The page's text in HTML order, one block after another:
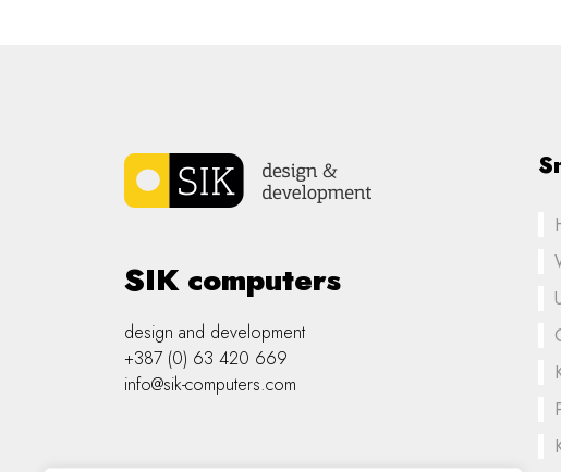
SIK computers
design and development
+387 (0) 63 420 669
info@sik-computers.com